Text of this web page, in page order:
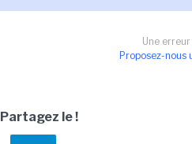
Une
Proposez-nous
Partagez le !